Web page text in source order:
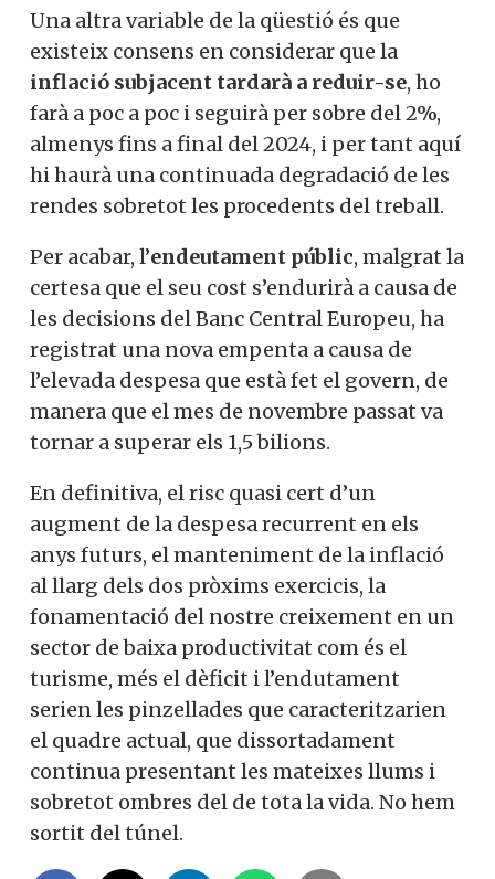
Una altra variable de la qüestió és que
existeix consens en considerar que la
inflació subjacent tardarà a reduir-se, ho
farà a poc a poc i seguirà per sobre del 2%,
almenys fins a final del 2024, i per tant aquí
hi haurà una continuada degradació de les
rendes sobretot les procedents del treball.
Per acabar, l’endeutament públic, malgrat la
certesa que el seu cost s’endurirà a causa de
les decisions del Banc Central Europeu, ha
registrat una nova empenta a causa de
l’elevada despesa que està fet el govern, de
manera que el mes de novembre passat va
tornar a superar els 1,5 bilions.
En definitiva, el risc quasi cert d’un
augment de la despesa recurrent en els
anys futurs, el manteniment de la inflació
al llarg dels dos pròxims exercicis, la
fonamentació del nostre creixement en un
sector de baixa productivitat com és el
turisme, més el dèficit i l’endutament
serien les pinzellades que caracteritzarien
el quadre actual, que dissortadament
continua presentant les mateixes llums i
sobretot ombres del de tota la vida. No hem
sortit del túnel.